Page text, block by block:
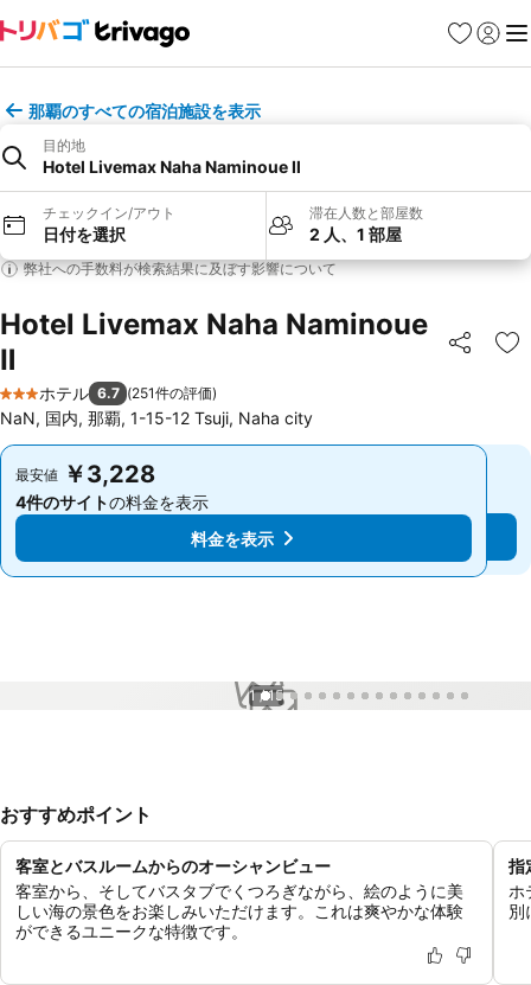
お気に入り
ログイ
メ
那覇のすべての宿泊施設を表示
目的地
Hotel Livemax Naha Naminoue Ⅱ
チェックイン/アウト
日付を選択
滞在人数と部屋数
2 人、1 部屋
弊社への手数料が検索結果に及ぼす影響について
Hotel Livemax Naha Naminoue
Ⅱ
シェア お
3 ホテルのランク
ホテル 6.7 (251件の評価)
NaN, 国内, 那覇, 1-15-12 Tsuji, Naha city
最安値 ￥3,228
4件のサイトの料金を表示
料金を表示
最安値 ￥3,228
4件のサイトの料金を表示
料金を表示
1 / 15
おすすめポイント
客室とバスルームからのオーシャンビュー
客室から、そしてバスタブでくつろぎながら、絵のように美
しい海の景色をお楽しみいただけます。これは爽やかな体験
ができるユニークな特徴です。
指
ホ
別